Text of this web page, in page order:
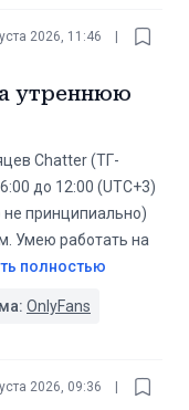
2026, 11:46
утреннюю
Chatter (ТГ-
до 12:00 (UTC+3)
принципиально)
Умею работать на
полностью
OnlyFans
2026, 09:36